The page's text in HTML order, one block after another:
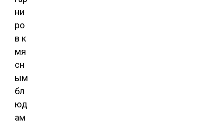
ни
ро
в к
мя
сн
ым
бл
юд
ам